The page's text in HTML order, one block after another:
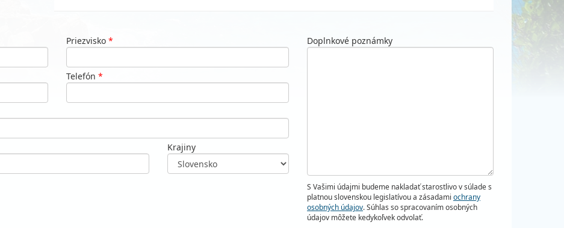
Priezvisko *
Telefón *
Krajiny
Doplnkové poznámky
S Vašimi údajmi budeme nakladať starostlivo v súlade s
platnou slovenskou legislatívou a zásadami ochrany
osobných údajov. Súhlas so spracovaním osobných
údajov môžete kedykoľvek odvolať.